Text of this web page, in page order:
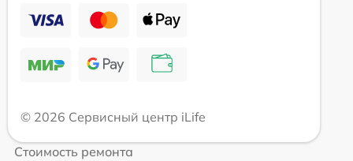
© 2026 Сервисный центр iLife
Стоимость ремонта